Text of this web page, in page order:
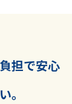
担で安心
。